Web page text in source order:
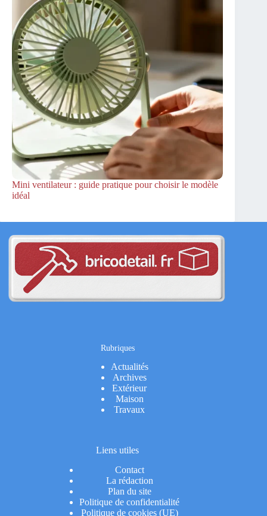
Mini ventilateur : guide pratique pour choisir le modèle
idéal
Rubriques
Actualités
Archives
Extérieur
Maison
Travaux
Liens utiles
Contact
La rédaction
Plan du site
Politique de confidentialité
Politique de cookies (UE)